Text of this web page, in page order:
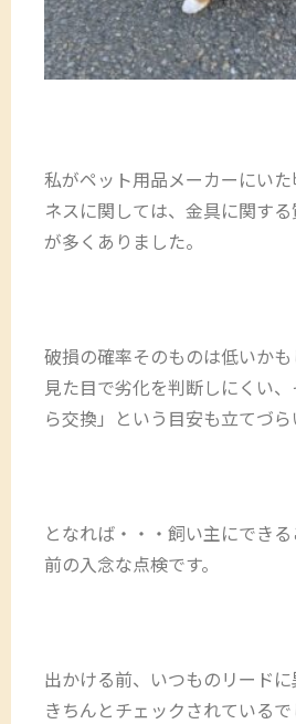
私がペット用品メーカーにい
ネスに関しては、金具に関す
が多くありました。
破損の確率そのものは低いかも
見た目で劣化を判断しにくい
ら交換」という目安も立てづら
となれば・・・飼い主にでき
前の入念な点検です。
出かける前、いつものリード
きちんとチェックされているで